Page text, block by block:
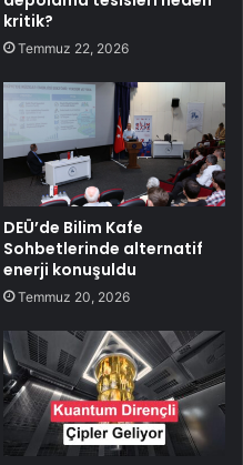
kritik?
Temmuz 22, 2026
DEÜ’de Bilim Kafe
Sohbetlerinde alternatif
enerji konuşuldu
Temmuz 20, 2026